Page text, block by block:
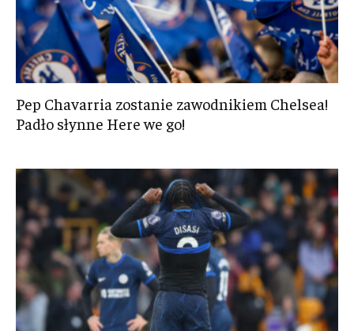
Pep Chavarria zostanie zawodnikiem Chelsea!
Padło słynne Here we go!